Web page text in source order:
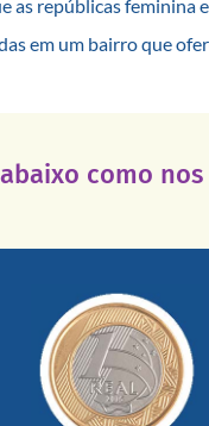
as repúblicas feminina
em um bairro que
como
somada a de outras
saiba mais